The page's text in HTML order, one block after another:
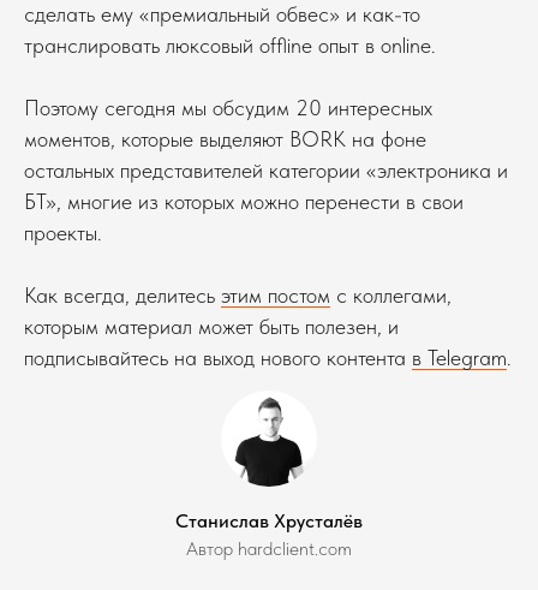
сделать ему «премиальный обвес» и как-то
транслировать люксовый offline опыт в online.
Поэтому сегодня мы обсудим 20 интересных
моментов, которые выделяют BORK на фоне
остальных представителей категории «электроника и
БТ», многие из которых можно перенести в свои
проекты.
Как всегда, делитесь этим постом с коллегами,
которым материал может быть полезен, и
подписывайтесь на выход нового контента в Telegram
Станислав Хрусталёв
Автор hardclient.com